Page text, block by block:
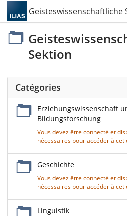
Geisteswissenschaftliche
Sektion
Catégories
Erziehungswissenschaft
Bildungsforschung
Vous devez être connecté et
nécessaires pour accéder à cet
Geschichte
Vous devez être connecté et
nécessaires pour accéder à cet
Linguistik